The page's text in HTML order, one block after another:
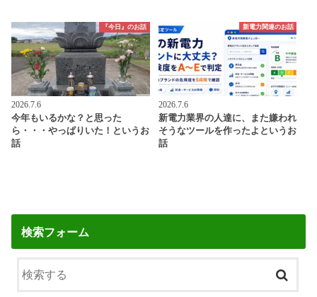
『今日』のお話
2026.7.6
今年もいるかな？と思った
ら・・・やっぱりいた！というお
話
新電力関連のお話
2026.7.6
新電力業界の人達に、また嫌われ
そうなツールを作ったよというお
話
検索フォーム